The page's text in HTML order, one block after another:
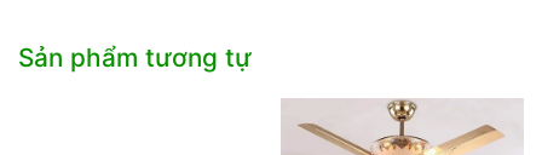
Sản phẩm tương tự